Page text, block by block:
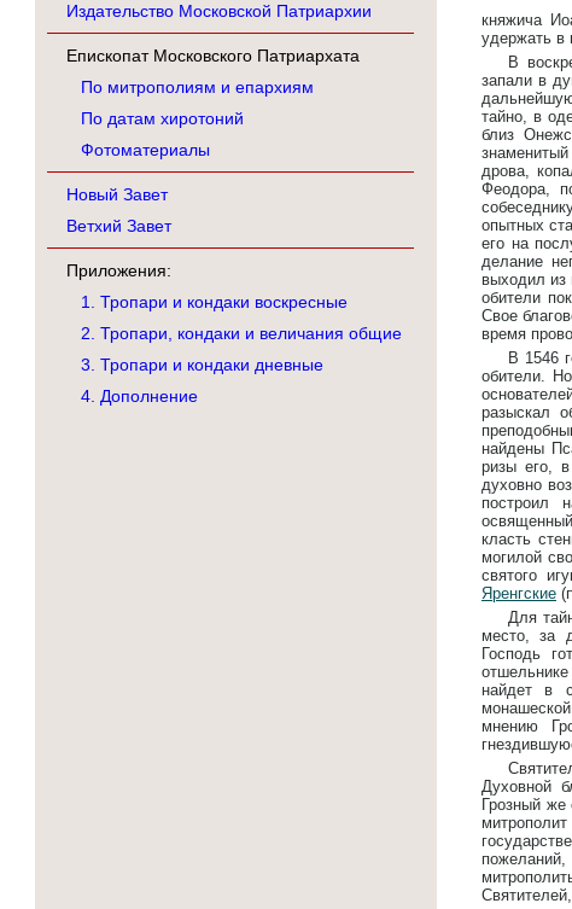
Издательство Московской Патриархии
Епископат Московского Патриархата
По митрополиям и епархиям
По датам хиротоний
Фотоматериалы
Новый Завет
Ветхий Завет
Приложения:
1. Тропари и кондаки воскресные
2. Тропари, кондаки и величания общие
3. Тропари и кондаки дневные
4. Дополнение
княжича
удержать в
В
запали в
тайно, в
близ
дрова,
Феодора,
опытных
его на
делание
выходил из
обители
Свое
время
В 1546
обители.
разыскал
найдены
ризы его,
духовно
построил
класть
могилой
святого
Яренгские
Для
место, за
Господь
найдет в
мнению
Духовной
Грозный же